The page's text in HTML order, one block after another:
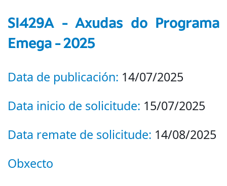
SI429A - Axudas do Programa
Emega - 2025
Data de publicación: 14/07/2025
Data inicio de solicitude: 15/07/2025
Data remate de solicitude: 14/08/2025
Obxecto